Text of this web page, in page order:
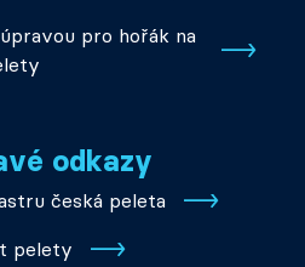
pro hořák na
odkazy
česká peleta
pelety